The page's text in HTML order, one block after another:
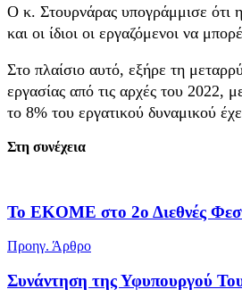
Ο κ. Στουρνάρας υπογράμμισε ότι
και οι ίδιοι οι εργαζόμενοι να
Στο πλαίσιο αυτό, εξήρε τη
εργασίας από τις αρχές του 2022,
το 8% του εργατικού δυναμικού
Στη συνέχεια
To EKOME στο 2ο Διεθνές
Προηγ. Άρθρο
Συνάντηση της Υφυπουργού